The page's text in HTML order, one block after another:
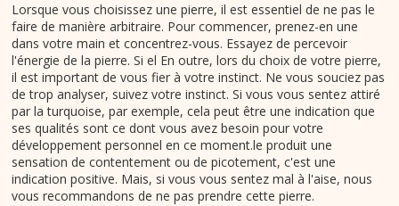
Lorsque vous choisissez une pierre, il est essentiel de ne pas le
faire de manière arbitraire. Pour commencer, prenez-en une
dans votre main et concentrez-vous. Essayez de percevoir
l'énergie de la pierre. Si el En outre, lors du choix de votre pierre,
il est important de vous fier à votre instinct. Ne vous souciez pas
de trop analyser, suivez votre instinct. Si vous vous sentez attiré
par la turquoise, par exemple, cela peut être une indication que
ses qualités sont ce dont vous avez besoin pour votre
développement personnel en ce moment.le produit une
sensation de contentement ou de picotement, c'est une
indication positive. Mais, si vous vous sentez mal à l'aise, nous
vous recommandons de ne pas prendre cette pierre.